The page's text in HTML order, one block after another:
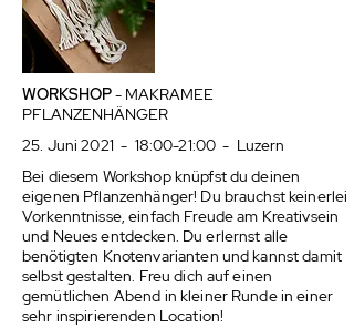
WORKSHOP- MAKRAMEE
PFLANZENHÄNGER
25. Juni 2021 - 18:00-21:00 - Luzern
Bei diesem Workshop knüpfst du deinen
eigenen Pflanzenhänger! Du brauchst keinerlei
Vorkenntnisse, einfach Freude am Kreativsein
und Neues entdecken. Du erlernst alle
benötigten Knotenvarianten und kannst damit
selbst gestalten. Freu dich auf einen
gemütlichen Abend in kleiner Runde in einer
sehr inspirierenden Location!